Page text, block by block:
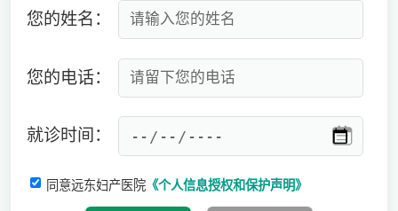
您的姓名：
您的电话：
就诊时间：
同意远东妇产医院《个人信息授权和保护声明》